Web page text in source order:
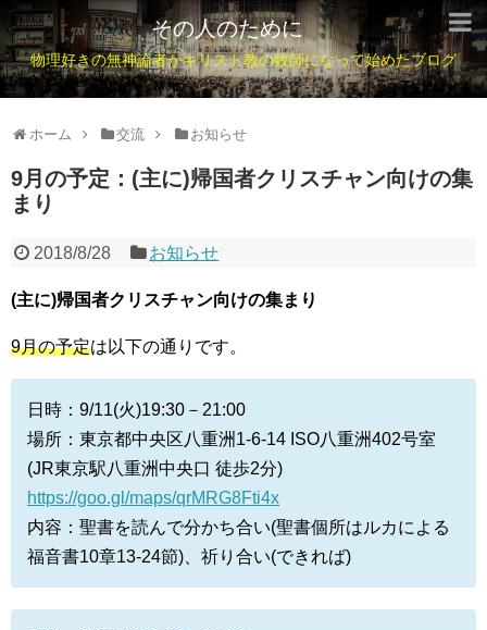
その人のために
物理好きの無神論者がキリスト教の牧師になって始めたブログ
ホーム 交流 お知らせ
9月の予定：(主に)帰国者クリスチャン向けの集
まり
2018/8/28 お知らせ
(主に)帰国者クリスチャン向けの集まり
9月の予定は以下の通りです。
日時：9/11(火)19:30－21:00
場所：東京都中央区八重洲1-6-14 ISO八重洲402号室
(JR東京駅八重洲中央口 徒歩2分)
https://goo.gl/maps/qrMRG8Fti4x
内容：聖書を読んで分かち合い(聖書個所はルカによる
福音書10章13-24節)、祈り合い(できれば)